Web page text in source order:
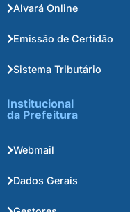
Alvará Online
Emissão de Certidão
Sistema Tributário
Institucional
da Prefeitura
Webmail
Dados Gerais